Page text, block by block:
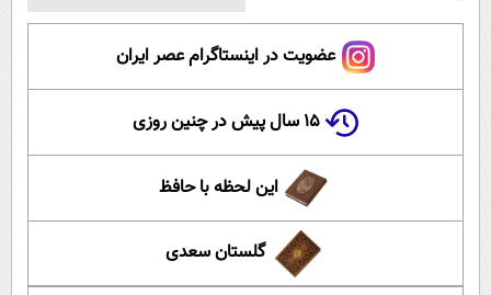
عضویت در اینستاگرام عصر ایران
۱۵ سال پیش در چنین روزی
این لحظه با حافظ
گلستان سعدی